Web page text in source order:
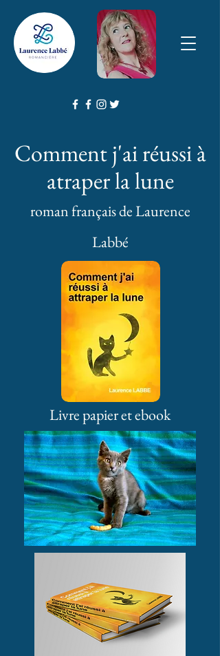
Comment j'ai réussi à
atraper la lune
roman français de Laurence
Labbé
Livre papier et ebook